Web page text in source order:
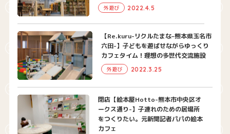
外遊び 2022.4.5
【Re.kuru-リクルたまな–熊本県玉名市
六田-】子どもを遊ばせながらゆっくり
カフェタイム！理想の多世代交流施設
外遊び 2022.3.25
閉店【絵本屋Hotto-熊本市中央区オ
ークス通り-】子連れのための居場所
をつくりたい。元新聞記者パパの絵本
カフェ